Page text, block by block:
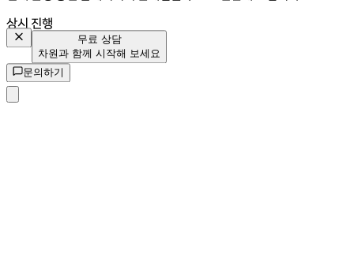
상시 진행
무료 상담
차원과 함께 시작해 보세요
문의하기